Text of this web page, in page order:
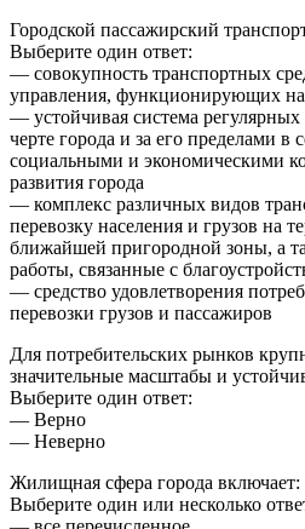
Городской пассажирский
Выберите один ответ:
— совокупность транспортных
управления, функционирующих на
— устойчивая система регулярных
черте города и за его пределами в
социальными и экономическими
развития города
— комплекс различных видов
перевозку населения и грузов на
ближайшей пригородной зоны, а
работы, связанные с
— средство удовлетворения
перевозки грузов и пассажиров
Для потребительских рынков
значительные масштабы и
Выберите один ответ:
— Верно
— Неверно
Жилищная сфера города включает:
Выберите один или несколько